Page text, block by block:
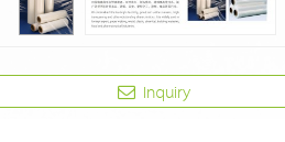
Inquiry